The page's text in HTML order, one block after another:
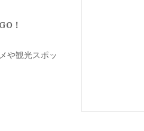
！
や観光スポッ